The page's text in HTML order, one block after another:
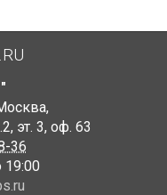
,
, эт. 3, оф. 63
36